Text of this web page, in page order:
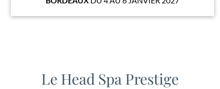
Le Head Spa Prestige